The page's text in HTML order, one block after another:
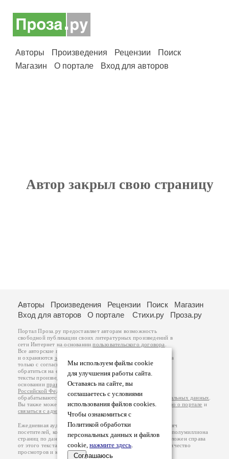
Авторы Произведения Рецензии
Поиск
Магазин
О портале Вход для авторов
Автор закрыл свою страницу
Мы используем файлы cookie
для улучшения работы сайта.
Оставаясь на сайте, вы
соглашаетесь с условиями
использования файлов cookies.
Чтобы ознакомиться с
Политикой обработки
персональных данных и файлов
cookie, нажмите здесь.
Соглашаюсь
Авторы Произведения Рецензии Поиск
Магазин
Вход для авторов
О портале Стихи.ру Проза.ру
Портал Проза.ру предоставляет авторам возможность
свободной публикации своих литературных произведений в
сети Интернет на основаниипользовательского договора
Все авторские права на произведения принадлежат авторам
и охраняются законом
. Перепечатка произведений возможна
только с согласия его автора, к которому вы можете
обратиться на его авторской странице. Ответственность за
тексты произведений авторы несут самостоятельно на
основанииправил публикацииизаконодательства
Российской Федерации
обрабатываются на основанииПолитики обработки персональных данных
Вы также можете посмотреть более подробнуюинформацию о портале и
связаться с администрацией
Ежедневная аудитория портала Проза.ру – порядка 100 тысяч
посетителей, которые в общей сумме просматривают более полумиллиона
страниц по данным счетчика посещаемости, который расположен справа
от этого текста. В каждой графе указано по две цифры: количество
просмотров и количество посетителей.